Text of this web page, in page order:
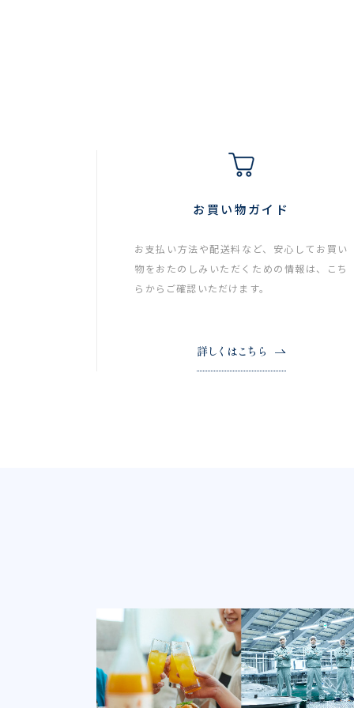
お買い物ガイド
お支払い方法や配送料など、安心してお買い
物をおたのしみいただくための情報は、こち
らからご確認いただけます。
詳しくはこちら